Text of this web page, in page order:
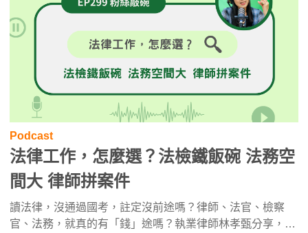
Podcast
法律工作，怎麼選？法檢鐵飯碗 法務空
間大 律師拼案件
讀法律，沒通過國考，註定沒前途嗎？律師、法官、檢察
官、法務，就真的有「錢」途嗎？執業律師林孝甄分享，事